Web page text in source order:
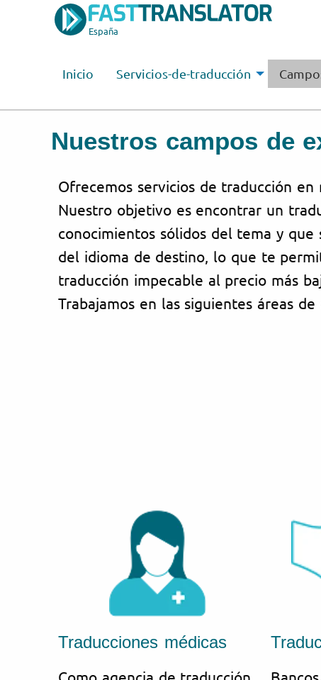
España
Inicio Servicios-de-traducción
Nuestros campos de
Ofrecemos servicios de traducción en
Nuestro objetivo es encontrar un
conocimientos sólidos del tema y que
del idioma de destino, lo que te
traducción impecable al precio más
Trabajamos en las siguientes áreas
Traducciones médicas